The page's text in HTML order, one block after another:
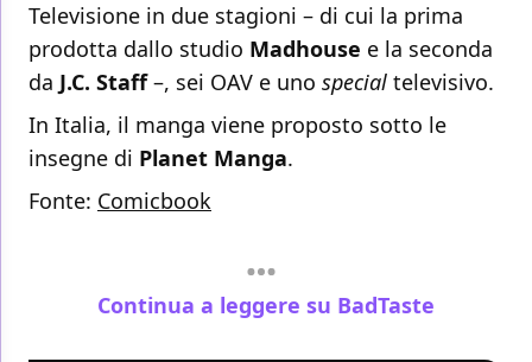
Televisione in due stagioni – di cui la prima
prodotta dallo studio Madhouse e la seconda
da J.C. Staff–, sei OAV e uno special televisivo.
In Italia, il manga viene proposto sotto le
insegne di Planet Manga.
Fonte: Comicbook
Continua a leggere su BadTaste